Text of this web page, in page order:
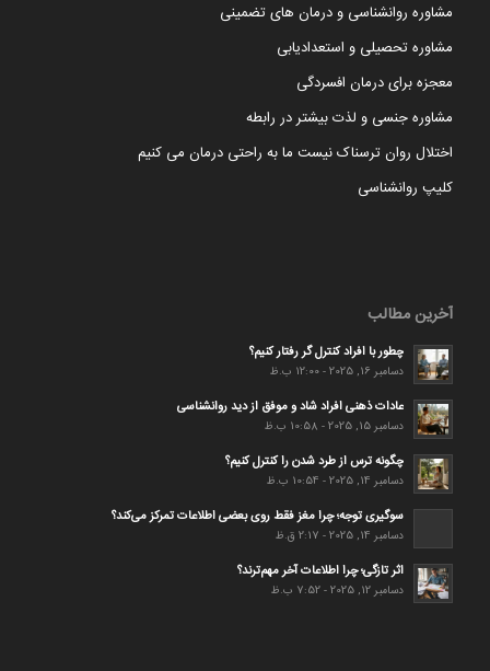
مشاوره روانشناسی و درمان های تضمینی
مشاوره تحصیلی و استعدادیابی
معجزه برای درمان افسردگی
مشاوره جنسی و لذت بیشتر در رابطه
اختلال روان ترسناک نیست ما به راحتی درمان می کنیم
کلیپ روانشناسی
آخرین مطالب
چطور با افراد کنترل گر رفتار کنیم؟
دسامبر 16, 2025 - 12:00 ب.ظ
عادات ذهنی افراد شاد و موفق از دید روانشناسی
دسامبر 15, 2025 - 10:58 ب.ظ
چگونه ترس از طرد شدن را کنترل کنیم؟
دسامبر 14, 2025 - 10:54 ب.ظ
سوگیری توجه؛ چرا مغز فقط روی بعضی اطلاعات تمرکز می‌کند؟
دسامبر 14, 2025 - 2:17 ق.ظ
اثر تازگی؛ چرا اطلاعات آخر مهم‌ترند؟
دسامبر 12, 2025 - 7:52 ب.ظ